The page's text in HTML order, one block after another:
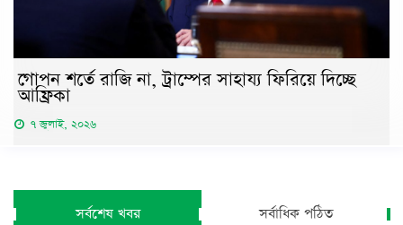
গোপন শর্তে রাজি না, ট্রাম্পের সাহায্য ফিরিয়ে দিচ্ছে
আফ্রিকা
৭ জুলাই, ২০২৬
সর্বশেষ খবর সর্বাধিক পঠিত